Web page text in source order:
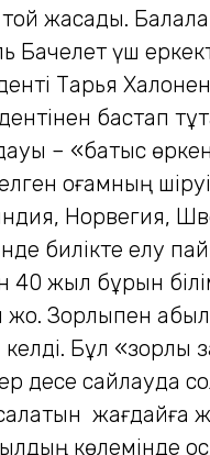
жасады.
Бачелет үш
Тарья
бастап
– «батыс
қоғамның
Норвегия,
билікте елу
жыл бұрын
жоқ. Зорлықпен
Бұл «зорлық
десе сайлауда
жағдайға
көлемінде